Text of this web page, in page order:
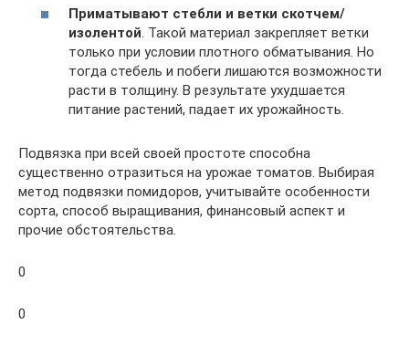
Приматывают стебли и ветки скотчем/
изолентой. Такой материал закрепляет ветки
только при условии плотного обматывания. Но
тогда стебель и побеги лишаются возможности
расти в толщину. В результате ухудшается
питание растений, падает их урожайность.
Подвязка при всей своей простоте способна
существенно отразиться на урожае томатов. Выбирая
метод подвязки помидоров, учитывайте особенности
сорта, способ выращивания, финансовый аспект и
прочие обстоятельства.
0
0